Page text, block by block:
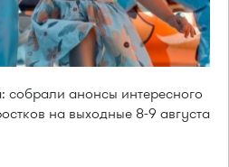
собрали анонсы интересного
на выходные 8-9 августа